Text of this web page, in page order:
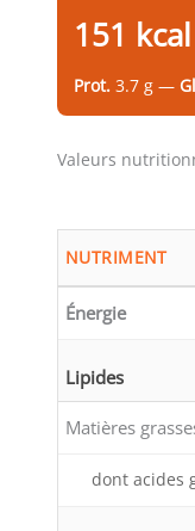
151 kcal
Prot. 3.7 g —
Valeurs
NUTRIMENT
Énergie
Lipides
Matières
dont acides